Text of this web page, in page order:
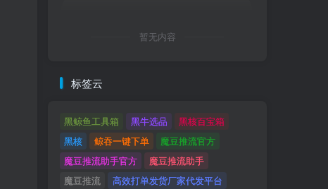
暂无内容
标签云
黑鲸鱼工具箱 黑牛选品
黑核百宝箱
黑核
鲸吞一键下单
魔豆推流官方
魔豆推流助手官方
魔豆推流助手
魔豆推流
高效打单发货厂家代发平台